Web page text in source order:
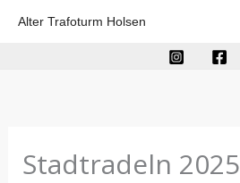
Alter Trafoturm Holsen
Stadtradeln 2025